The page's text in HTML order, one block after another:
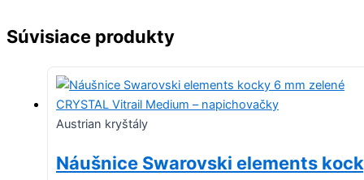
Súvisiace produkty
Austrian kryštály
Náušnice Swarovski elements